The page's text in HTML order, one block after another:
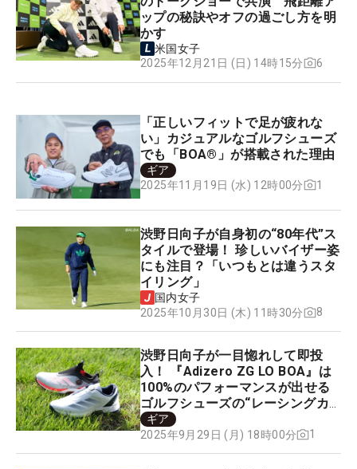
ップの秘訣やオフの過ごし方を明
かす
米国女子
2025年12月21日 (日) 14時15分
6
「正しいフィットで足が疲れな
い」カジュアルなゴルフシューズ
でも「BOA®」が搭載された理由
ギア
2025年11月19日 (水) 12時00分
1
渋野日向子が自身初の“80年代”ス
タイルで登場！ 珍しいバイザー姿
にも注目？「いつもとは違うスタ
イリング」
国内女子
2025年10月30日 (木) 11時30分
8
渋野日向子が一目惚れして即投
入！ 『Adizero ZG LO BOA』は
100%のパフォーマンスが出せる
ゴルフシューズの“レーシングカ
ー”
ギア
2025年9月29日 (月) 18時00分
1